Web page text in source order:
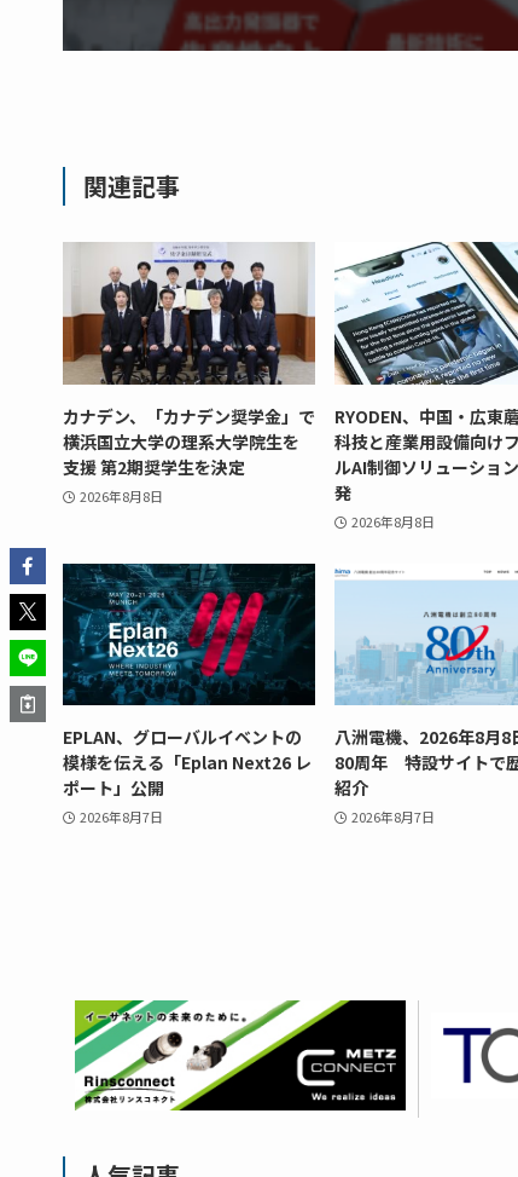
関連記事
カナデン、「カナデン奨学金」で
横浜国立大学の理系大学院生を
支援 第2期奨学生を決定
2026年8月8日
RYODEN、中国・広東
科技と産業用設備向け
ルAI制御ソリューショ
発
2026年8月8日
EPLAN、グローバルイベントの
模様を伝える「Eplan Next26 レ
ポート」公開
2026年8月7日
八洲電機、2026年8月8
80周年 特設サイトで
紹介
2026年8月7日